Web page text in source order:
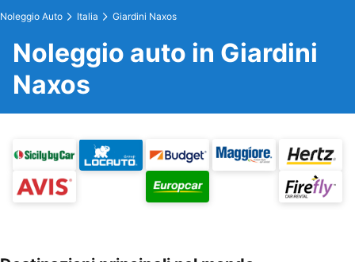
Noleggio Auto Italia Giardini Naxos
Noleggio auto in Giardini
Naxos